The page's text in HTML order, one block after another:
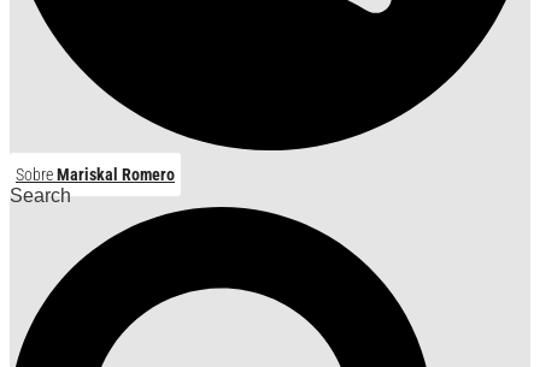
SobreMariskal Romero
Search